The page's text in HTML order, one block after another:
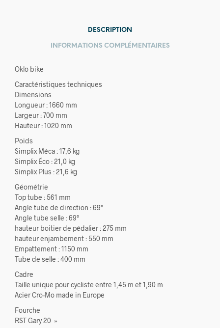
DESCRIPTION
INFORMATIONS COMPLÉMENTAIRES
Oklö bike
Caractéristiques techniques
Dimensions
Longueur : 1660 mm
Largeur : 700 mm
Hauteur : 1020 mm
Poids
Simplix Méca : 17,6 kg
Simplix Éco : 21,0 kg
Simplix Plus : 21,6 kg
Géométrie
Top tube : 561 mm
Angle tube de direction : 69°
Angle tube selle : 69°
hauteur boitier de pédalier : 275 mm
hauteur enjambement : 550 mm
Empattement : 1150 mm
Tube de selle : 400 mm
Cadre
Taille unique pour cycliste entre 1,45 m et 1,90 m
Acier Cro-Mo made in Europe
Fourche
RST Gary 20 »